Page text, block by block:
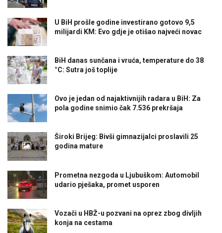
U BiH prošle godine investirano gotovo 9,5
milijardi KM: Evo gdje je otišao najveći novac
BiH danas sunčana i vruća, temperature do 38
°C: Sutra još toplije
Ovo je jedan od najaktivnijih radara u BiH: Za
pola godine snimio čak 7.536 prekršaja
Široki Brijeg: Bivši gimnazijalci proslavili 25
godina mature
Prometna nezgoda u Ljubuškom: Automobil
udario pješaka, promet usporen
Vozači u HBŽ-u pozvani na oprez zbog divljih
konja na cestama